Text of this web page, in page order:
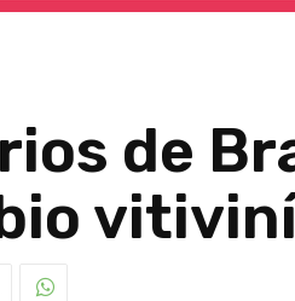
de